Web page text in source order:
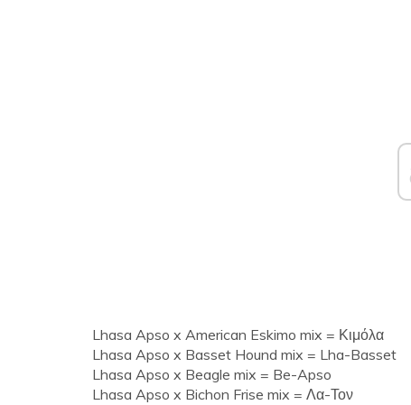
Lhasa Apso x American Eskimo mix = Κιμόλα
Lhasa Apso x Basset Hound mix = Lha-Basset
Lhasa Apso x Beagle mix = Be-Apso
Lhasa Apso x Bichon Frise mix = Λα-Τον